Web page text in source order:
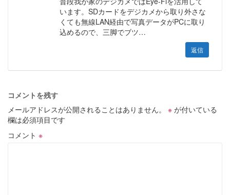
います。SDカードをデジカメから取り外さな
くても無線LAN経由で写真データがPCに取り
込めるので、三脚でブツ…
返信
コメントを残す
メールアドレスが公開されることはありません。
※ が付いている
欄は必須項目です
コメント ※